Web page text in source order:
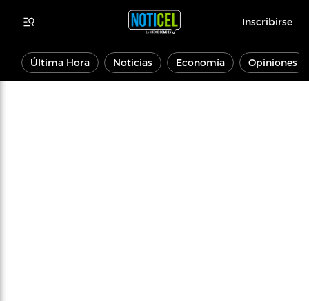
Inscribirse
Última Hora Noticias Economía Opiniones